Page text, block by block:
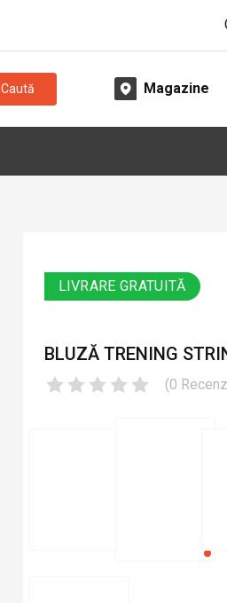
Caută Magazine
LIVRARE GRATUITĂ
BLUZĂ TRENING
(0